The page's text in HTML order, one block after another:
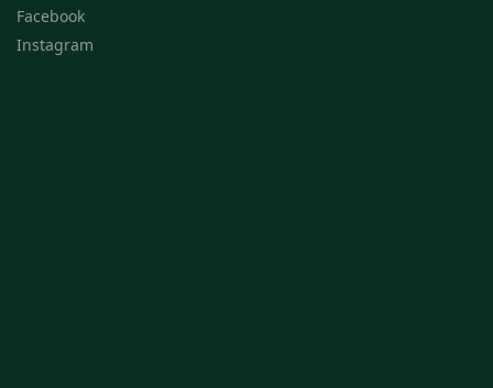
Facebook
Instagram